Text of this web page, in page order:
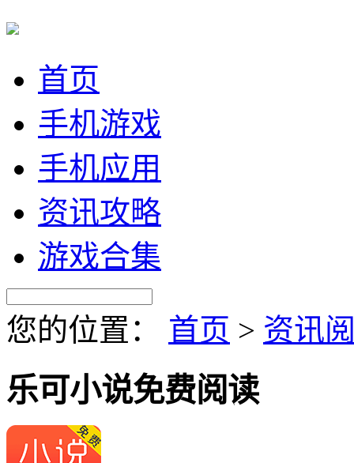
首页
手机游戏
手机应用
资讯攻略
游戏合集
您的位置： 首页 > 资讯
乐可小说免费阅读